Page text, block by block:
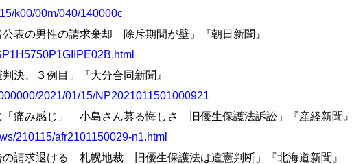
k00/00m/040/140000c
表の男性の請求棄却 除斥期間が壁」『朝日新聞』
決、３例目」『大分合同新聞』
2021/01/15/NP2021011501000921
痛み感じ」 小島さん募る悔しさ 旧優生保護法訴訟」『産経新聞』
210115/afr2101150029-n1.html
請求退ける 札幌地裁 旧優生保護法は違憲判断」『北海道新聞』